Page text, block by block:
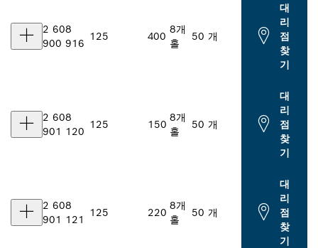
2 608
900 916
125 400
8개
홀
50 개
대
리
점
찾
기
2 608
901 120
125 150
8개
홀
50 개
대
리
점
찾
기
2 608
901 121
125 220
8개
홀
50 개
대
리
점
찾
기